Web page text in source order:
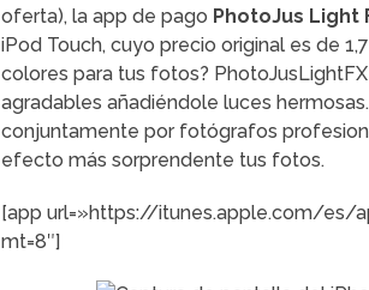
oferta), la app de pago PhotoJus Light
iPod Touch, cuyo precio original es de
colores para tus fotos?
agradables añadiéndole luces
conjuntamente por fotógrafos
efecto más sorprendente tus fotos.
[app url=»https://itunes.apple.com/
mt=8″]